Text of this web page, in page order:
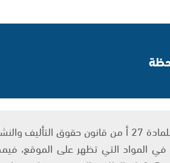
المواد التي تظهر على الموقع،